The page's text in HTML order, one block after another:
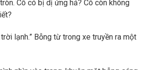
Cô có bị dị ứng hả? Cô còn không
trời lạnh.” Bỗng từ trong xe truyền ra một